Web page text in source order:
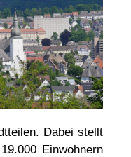
Dabei stellt
Einwohnern